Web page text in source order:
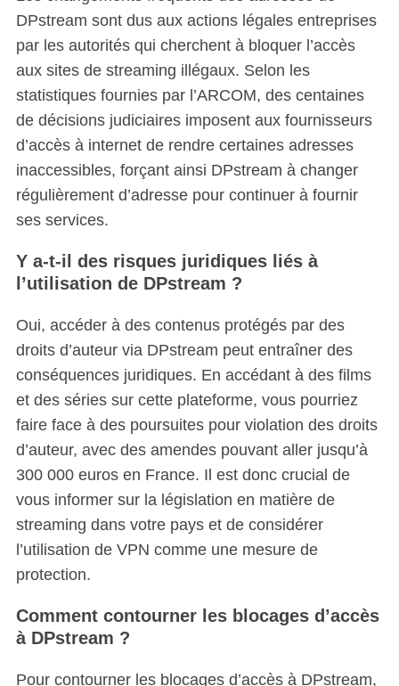
DPstream sont dus aux actions légales entreprises
par les autorités qui cherchent à bloquer l’accès
aux sites de streaming illégaux. Selon les
statistiques fournies par l’ARCOM, des centaines
de décisions judiciaires imposent aux fournisseurs
d’accès à internet de rendre certaines adresses
inaccessibles, forçant ainsi DPstream à changer
régulièrement d’adresse pour continuer à fournir
ses services.
Y a-t-il des risques juridiques liés à
l’utilisation de DPstream ?
Oui, accéder à des contenus protégés par des
droits d’auteur via DPstream peut entraîner des
conséquences juridiques. En accédant à des films
et des séries sur cette plateforme, vous pourriez
faire face à des poursuites pour violation des droits
d’auteur, avec des amendes pouvant aller jusqu’à
300 000 euros en France. Il est donc crucial de
vous informer sur la législation en matière de
streaming dans votre pays et de considérer
l’utilisation de VPN comme une mesure de
protection.
Comment contourner les blocages d’accès
à DPstream ?
Pour contourner les blocages d’accès à DPstream,